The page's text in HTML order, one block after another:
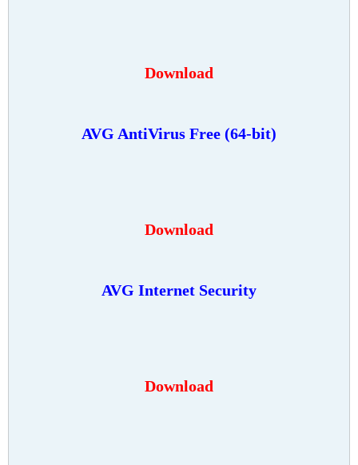
Download
AVG AntiVirus Free (64-bit)
Download
AVG Internet Security
Download